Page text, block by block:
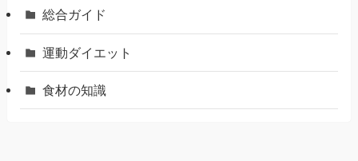
総合ガイド
運動ダイエット
食材の知識